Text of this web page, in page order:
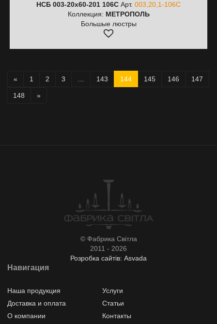
НСБ 003-20х60-201 106С Арт. 003,20,1-106С
Коллекция: МЕТРОПОЛЬ
Большые люстры
« 1 2 3 143 144 145 146 147
148 »
© Фабрика Світла
2011 - 2026
Розробка сайтів: Asvada
Навигация
Наша продукция
Услуги
Доставка и оплата
Статьи
О компании
Контакты